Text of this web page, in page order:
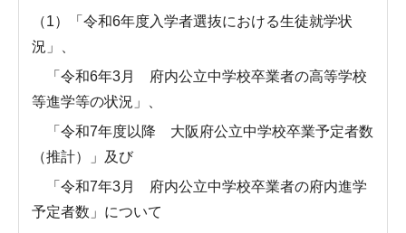
（1）「令和6年度入学者選抜における生徒就学状
況」、
「令和6年3月 府内公立中学校卒業者の高等学校
等進学等の状況」、
「令和7年度以降 大阪府公立中学校卒業予定者数
（推計）」及び
「令和7年3月 府内公立中学校卒業者の府内進学
予定者数」について